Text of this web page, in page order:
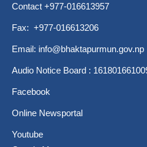
Contact +977-016613957
Fax: +977-016613206
Email: info@bhaktapurmun.gov.np
Audio Notice Board :
Facebook
Online Newsportal
Youtube